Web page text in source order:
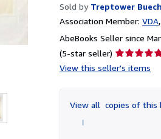
Sold by Treptower
Association Member: VDA
AbeBooks Seller since
(5-star seller) Seller
rating
of
5
View this seller's items
View all copies of this